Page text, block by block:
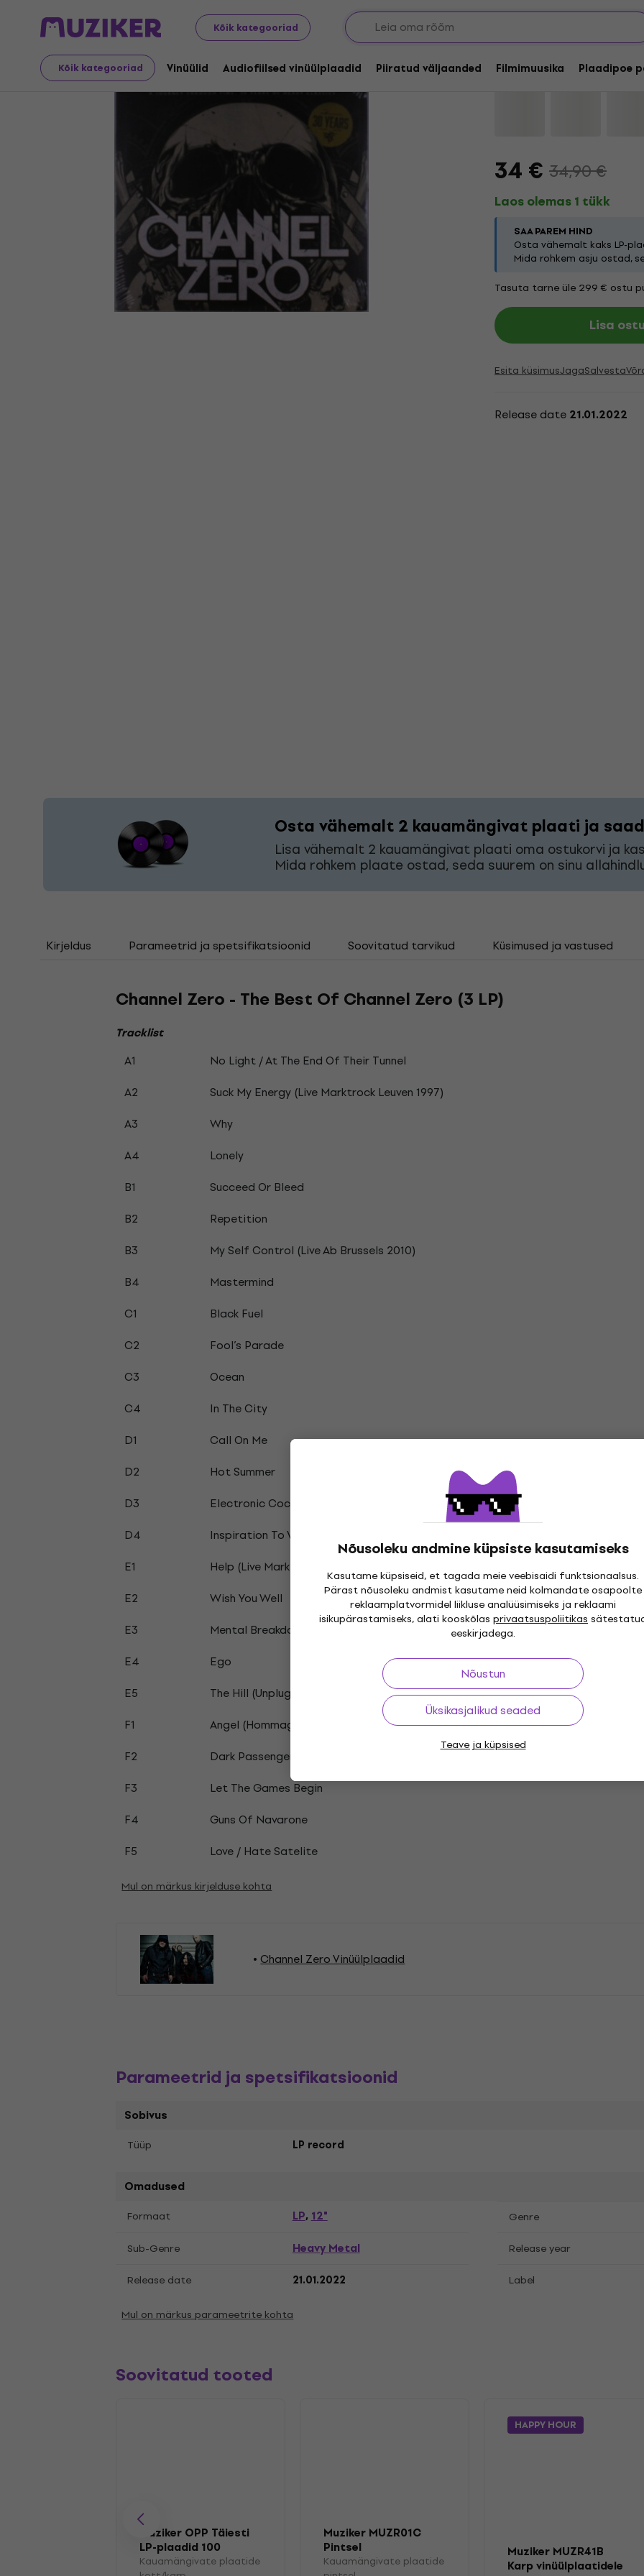
Kõik kategooriad
Kõik kategooriad Vinüülid Audiofiilsed vinüülplaadid Piiratud väljaanded Filmimuusika Plaadipoe
Nõusoleku andmine küpsiste kasutamiseks
Kasutame küpsiseid, et tagada meie veebisaidi funktsionaalsus.
Pärast nõusoleku andmist kasutame neid kolmandate osapoolte
reklaamplatvormidel liikluse analüüsimiseks ja reklaami
isikupärastamiseks, alati kooskõlas privaatsuspoliitikas
eeskirjadega.
Nõustun
Üksikasjalikud seaded
Teave ja küpsised
LP plaadid ja CD-d Vinüülid
Channel Zero - The
Kaubamärk:Channel Zero
34 € 34,90 €
Laos olemas 1 tükk
SAA PAREM HIND
Osta vähemalt kaks LP-
Mida rohkem asju ostad,
Tasuta tarne üle 299 € ostu
Lisa
Esita küsimusJagaSalvesta
Release date 21.01.2022
Osta vähemalt 2 kauamängivat plaati ja
Lisa vähemalt 2 kauamängivat plaati oma ostukorvi ja
Mida rohkem plaate ostad, seda suurem on sinu
Kirjeldus Parameetrid ja spetsifikatsioonid Soovitatud tarvikud Küsimused ja vastused
Channel Zero - The Best Of Channel Zero (3 LP)
Tracklist
A1
No Light / At The End Of Their Tunnel
A2
Suck My Energy (Live Marktrock Leuven 1997)
A3
Why
A4
Lonely
B1
Succeed Or Bleed
B2
Repetition
B3
My Self Control (Live Ab Brussels 2010)
B4
Mastermind
C1
Black Fuel
C2
Fool’s Parade
C3
Ocean
C4
In The City
D1
Call On Me
D2
Hot Summer
D3
Electronic Cocaïne
D4
Inspiration To Violence
E1
Help (Live Marktrock Leuven 1997)
E2
Wish You Well
E3
Mental Breakdown
E4
Ego
E5
The Hill (Unplugged)
F1
Angel (Hommage To Phil)
F2
Dark Passenger
F3
Let The Games Begin
F4
Guns Of Navarone
F5
Love / Hate Satelite
Mul on märkus kirjelduse kohta
Channel Zero Vinüülplaadid
Parameetrid ja spetsifikatsioonid
Sobivus
Tüüp LP record
Omadused
Formaat LP,12"
Genre
Sub-Genre
Heavy Metal
Release year
Release date
21.01.2022 Label
Mul on märkus parameetrite kohta
Soovitatud tooted
Muziker OPP Täiesti
LP-plaadid 100
Kauamängivate plaatide
Muziker MUZR01C
Pintsel
Kauamängivate plaatide
HAPPY HOUR
Muziker MUZR41B
Karp vinüülplaatidele